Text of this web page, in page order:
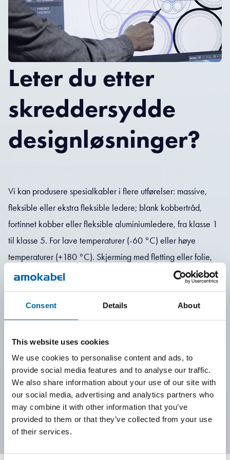
Consent Details About
This website uses cookies
We use cookies to personalise content and ads, to
provide social media features and to analyse our traffic.
We also share information about your use of our site with
our social media, advertising and analytics partners who
may combine it with other information that you’ve
provided to them or that they’ve collected from your use
of their services.
Leter du etter
skreddersydde
designløsninger?
Vi kan produsere spesialkabler i flere utførelser: massive,
fleksible eller ekstra fleksible ledere; blank kobbertråd,
fortinnet kobber eller fleksible aluminiumledere, fra klasse 1
til klasse 5. For lave temperaturer (-60 °C) eller høye
temperaturer (+180 °C). Skjerming med fletting eller folie,
armering med ståltråd eller stålbånd. Vi kan produsere
kabler med tverrsnitt opptil 2 000 mm² og diametre opptil
100 mm. Vi tilbyr flere isolasjonsmaterialer som PVC,
polyolefin, XLPE, TPE, PE, TPU, EPR og silikon.
oss!
Kontakt oss